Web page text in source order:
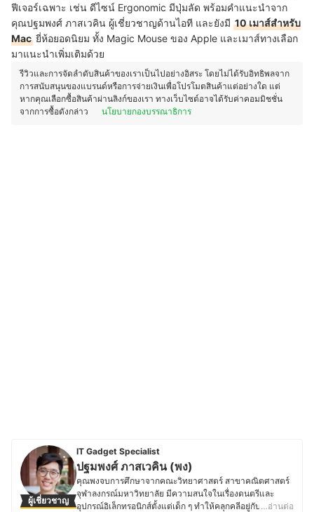
ฟีเจอร์เฉพาะ เช่น ดีไซน์ Ergonomic มีปุ่มลัด พร้อมคำแนะนำจาก
คุณปฐมพงศ์ ภาสเวคิน ผู้เชี่ยวชาญด้านไอที และยังมี 10 เมาส์สำหรับ
Mac ยี่ห้อยอดนิยม ทั้ง Magic Mouse ของ Apple และเมาส์ทางเลือก
มาแนะนำเพิ่มเติมด้วย
รีวิวและการจัดลำดับสินค้าของเราเป็นไปอย่างอิสระ โดยไม่ได้รับอิทธิพลจาก
การสนับสนุนของแบรนด์หรือการจ่ายเงินเพื่อโปรโมตสินค้าแต่อย่างใด แต่
หากคุณเลือกซื้อสินค้าผ่านลิงก์ของเรา ทางเว็บไซต์อาจได้รับค่าคอมมิชชั่น
จากการซื้อดังกล่าว
นโยบายกองบรรณาธิการ
ผู้เชี่ยวชาญ
IT Gadget Specialist
ปฐมพงศ์ ภาสเวคิน (พง)
คุณพงจบการศึกษาจากคณะวิทยาศาสตร์ สาขาคณิตศาสตร์
จุฬาลงกรณ์มหาวิทยาลัย มีความสนใจในเรื่องดนตรีและ
อุปกรณ์อิเล็กทรอนิกส์ตั้งแต่เด็ก ๆ ทำให้คลุกคลีอยู่กับสิ่งของ
…อ่านต่อ